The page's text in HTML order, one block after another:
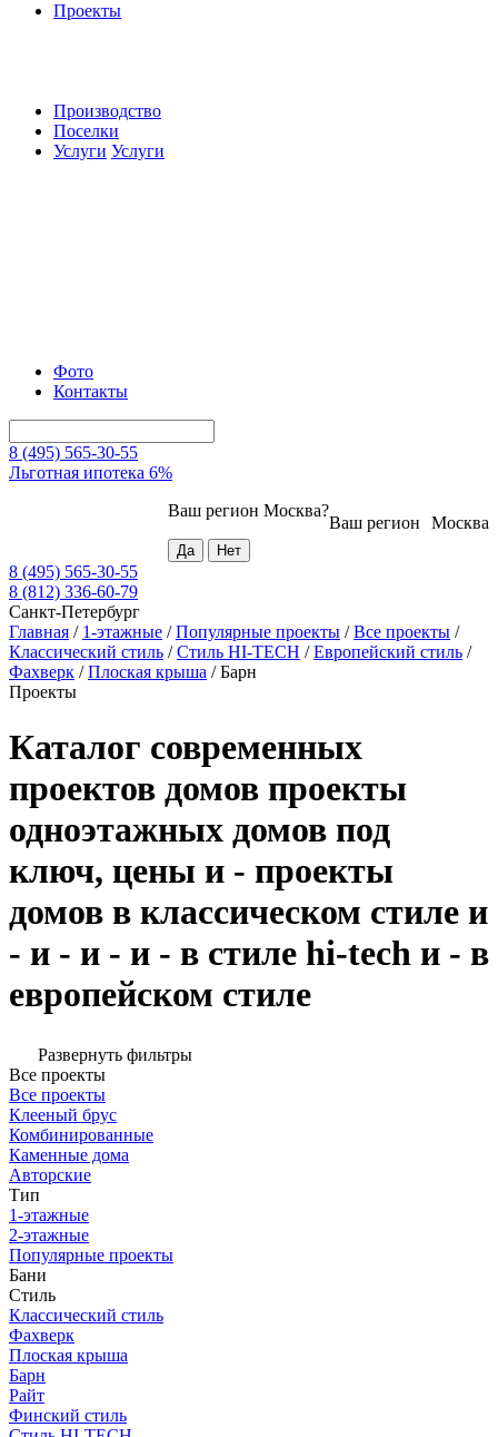
Проекты
Производство
Поселки
Услуги Услуги
Фото
Контакты
8 (495) 565-30-55
Льготная ипотека 6%
Москва
Ваш регион
Ваш регион Москва?
8 (495) 565-30-55
8 (812) 336-60-79
Санкт-Петербург
Главная / 1-этажные /Популярные проекты /Все проекты /
Классический стиль /Стиль HI-TECH /Европейский стиль /
Фахверк /Плоская крыша /Барн
Проекты
Каталог современных
проектов домов проекты
одноэтажных домов под
ключ, цены и - проекты
домов в классическом стиле и
- и - и - и - в стиле hi-tech и - в
европейском стиле
Развернуть фильтры
Все проекты
Все проекты
Клееный брус
Комбинированные
Каменные дома
Авторские
Тип
1-этажные
2-этажные
Популярные проекты
Бани
Стиль
Классический стиль
Фахверк
Плоская крыша
Барн
Райт
Финский стиль